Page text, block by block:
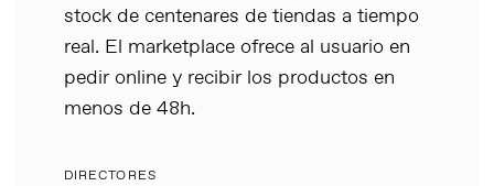
stock de centenares de tiendas a tiempo
real. El marketplace ofrece al usuario en
pedir online y recibir los productos en
menos de 48h.
DIRECTORES